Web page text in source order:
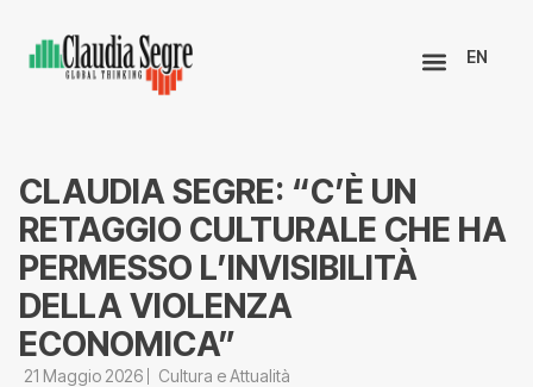
EN
CLAUDIA SEGRE: “C’È UN
RETAGGIO CULTURALE CHE HA
PERMESSO L’INVISIBILITÀ
DELLA VIOLENZA
ECONOMICA”
21 Maggio 2026 Cultura e Attualità